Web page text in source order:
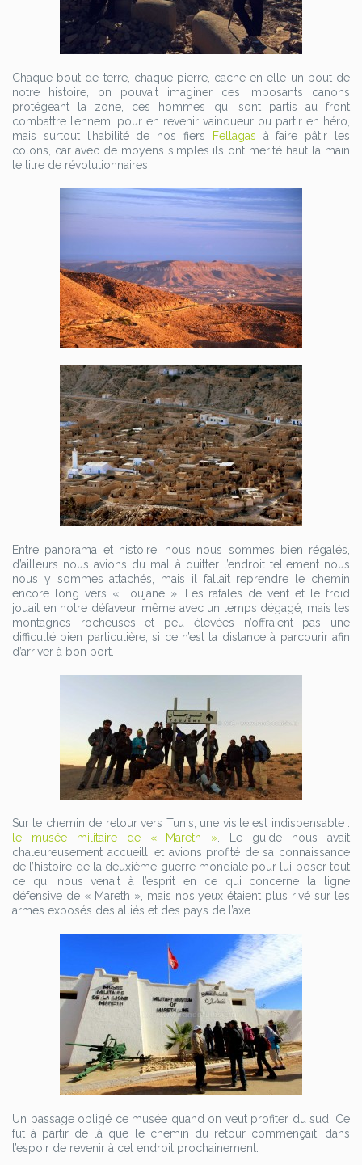
Chaque bout de terre, chaque pierre, cache en elle un bout de
notre histoire, on pouvait imaginer ces imposants canons
protégeant la zone, ces hommes qui sont partis au front
combattre l’ennemi pour en revenir vainqueur ou partir en héro,
mais surtout l’habilité de nos fiers
Fellagas à faire pâtir les
colons, car avec de moyens simples ils ont mérité haut la main
le titre de révolutionnaires.
Entre panorama et histoire, nous nous sommes bien régalés,
d’ailleurs nous avions du mal à quitter l’endroit tellement nous
nous y sommes attachés, mais il fallait reprendre le chemin
encore long vers « Toujane ». Les rafales de vent et le froid
jouait en notre défaveur, même avec un temps dégagé, mais les
montagnes rocheuses et peu élevées n’offraient pas une
difficulté bien particulière, si ce n’est la distance à parcourir afin
d’arriver à bon port.
Sur le chemin de retour vers Tunis, une visite est indispensable :
le musée militaire de « Mareth » . Le guide nous avait
chaleureusement accueilli et avions profité de sa connaissance
de l’histoire de la deuxième guerre mondiale pour lui poser tout
ce qui nous venait à l’esprit en ce qui concerne la ligne
défensive de « Mareth », mais nos yeux étaient plus rivé sur les
armes exposés des alliés et des pays de l’axe.
Un passage obligé ce musée quand on veut profiter du sud. Ce
fut à partir de là que le chemin du retour commençait, dans
l’espoir de revenir à cet endroit prochainement.